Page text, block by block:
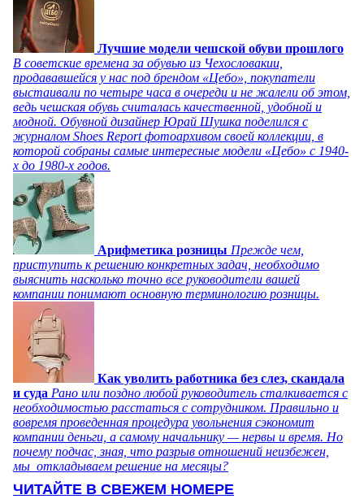
Лучшие модели чешской обуви прошлого
В советские времена за обувью из Чехословакии,
продававшейся у нас под брендом «Цебо», покупатели
выстаивали по четыре часа в очереди и не жалели об этом,
ведь чешская обувь считалась качественной, удобной и
модной. Обувной дизайнер Юрай Шушка поделился с
журналом Shoes Report фотоархивом своей коллекции, в
которой собраны самые интересные модели «Цебо» с 1940-
х до 1980-х годов.
Арифметика розницы Прежде чем,
приступить к решению конкретных задач, необходимо
выяснить насколько точно все руководители вашей
компании понимают основную терминологию розницы.
Как уволить работника без слез, скандала
и суда Рано или поздно любой руководитель сталкивается с
необходимостью расстаться с сотрудником. Правильно и
вовремя проведенная процедура увольнения сэкономит
компании деньги, а самому начальнику — нервы и время. Но
почему подчас, зная, что разрыв отношений неизбежен,
мы откладываем решение на месяцы?
ЧИТАЙТЕ В СВЕЖЕМ НОМЕРЕ